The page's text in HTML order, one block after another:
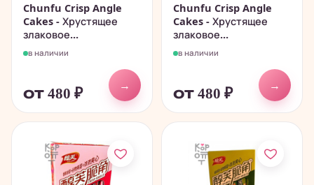
Chunfu Crisp Angle
Cakes - Хрустящее
злаковое...
в наличии
от 480 ₽
→
Chunfu Crisp Angle
Cakes - Хрустящее
злаковое...
в наличии
от 480 ₽
→